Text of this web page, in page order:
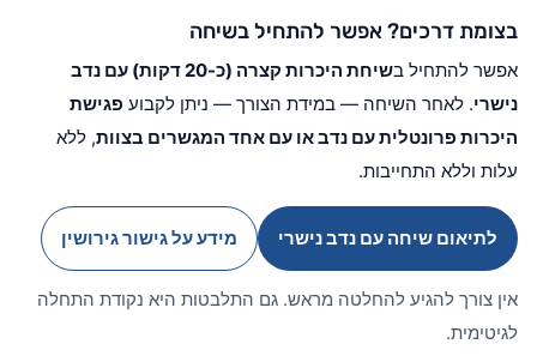
בצומת דרכים? אפשר להתחיל בשיחה
אפשר להתחיל ב
שיחת היכרות קצרה (כ-20 דקות) עם נדב
נישרי. לאחר השיחה — במידת הצורך — ניתן לקבוע פגישת
היכרות פרונטלית עם נדב או עם אחד המגשרים בצוות, ללא
עלות וללא התחייבות.
לתיאום שיחה עם נדב נישרי מידע על גישור גירושין
אין צורך להגיע להחלטה מראש. גם התלבטות היא נקודת התחלה
לגיטימית.